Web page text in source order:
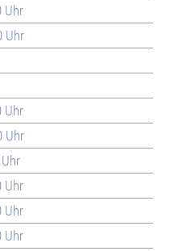
Uhr
Uhr
Uhr
Uhr
Uhr
Uhr
Uhr